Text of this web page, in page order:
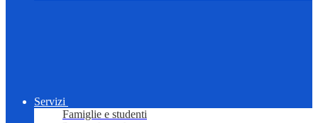
Servizi
Famiglie e studenti